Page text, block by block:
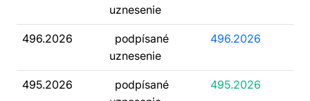
uznesenie
496.2026
podpísané
uznesenie
496.2026
495.2026
podpísané
495.2026